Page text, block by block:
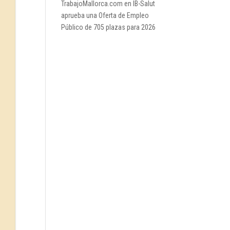
TrabajoMallorca.com en IB-Salut
aprueba una Oferta de Empleo
Público de 705 plazas para 2026